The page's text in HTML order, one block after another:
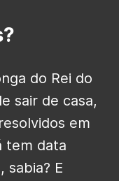
do Rei do
sair de casa,
em
tem data
sabia? E